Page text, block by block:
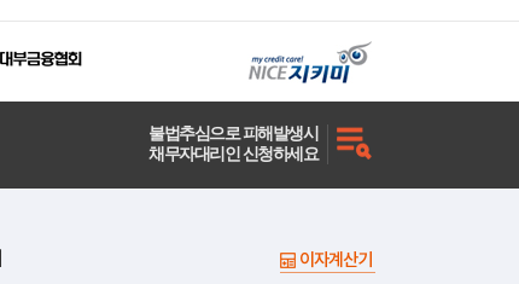
불법추심으로 피해발생시
채무자대리인 신청하세요
이자계산기